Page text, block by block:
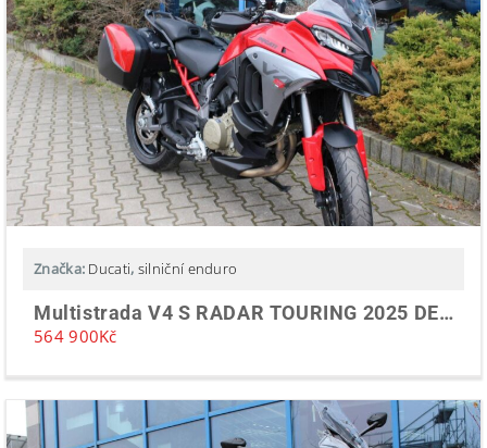
Značka: Ducati, silniční enduro
Multistrada V4 S RADAR TOURING 2025 DEMO
564 900Kč